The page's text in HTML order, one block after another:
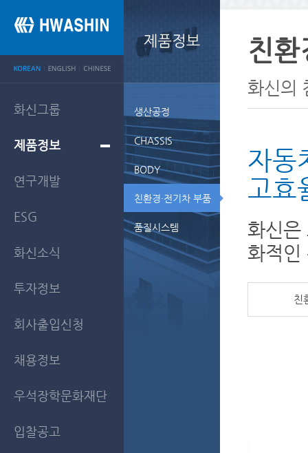
화신그룹
제품정보
생산공정
CHASSIS
BODY
친환경·전기차 부품
품질시스템
연구개발
ESG
화신소식
투자정보
회사출입신청
채용정보
우석장학문화재단
입찰공고
친환
화신의
자동
고효
화신은
화적인
친